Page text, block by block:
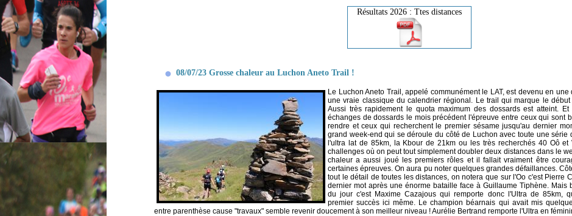
Résultats 2026 : Ttes distances
08/07/23 Grosse chaleur au Luchon Aneto Trail !
Le Luchon Aneto Trail, appelé communément le LAT, est devenu en
une vraie classique du calendrier régional. Le trail qui marque le début
Aussi très rapidement le quota maximum des dossards est atteint.
échanges de dossards le mois précédent l'épreuve entre ceux qui sont
rendre et ceux qui recherchent le premier sésame jusqu'au dernier
grand week-end qui se déroule du côté de Luchon avec toute une série
l'ultra lat de 85km, la Kbour de 21km ou les très recherchés 40 Oô et
challenges où on peut tout simplement doubler deux distances dans le
chaleur a aussi joué les premiers rôles et il fallait vraiment être
certaines épreuves. On aura pu noter quelques grandes défaillances.
tout le détail de toutes les distances, on notera que sur l'Oo c'est Pierre
dernier mot après une énorme bataille face à Guillaume Tiphène. Mais
du jour c'est Maxime Cazajous qui remporte donc l'Ultra de 85km,
premier succès ici même. Le champion béarnais qui avait mis
entre parenthèse cause "travaux" semble revenir doucement à son meilleur niveau ! Aurélie Bertrand remporte l'Ultra en